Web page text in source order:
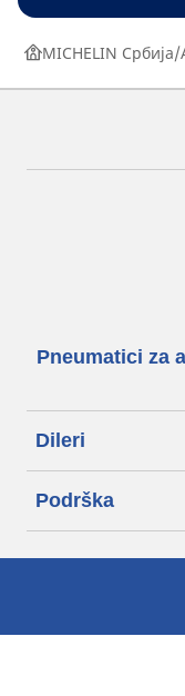
MICHELIN Србија
Pneumatici za
Dileri
Podrška